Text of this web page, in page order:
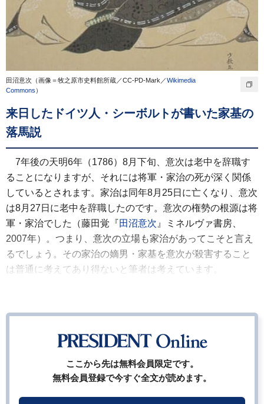
田沼意次（画像＝牧之原市史料館所蔵／CC-PD-Mark／Wikimedia
Commons ）
来日したドイツ人・シーボルトが書いた家基の
落馬説
7年後の天明6年（1786）8月下旬、意次は老中を辞職す
ることになりますが、それには将軍・家治の死が深く関係
しているとされます。家治は同年8月25日に亡くなり、意次
は8月27日に老中を辞職したのです。意次の権勢の根源は将
軍・家治でした（藤田覚『田沼意次』ミネルヴァ書房、
2007年）。つまり、意次の立場も家治があってこそと言え
るでしょう。その家治の嫡男・家基を意次が殺害すること
は普通に考えてあり得ないと筆者は考えています。
ここから先は無料会員限定です。
無料会員登録で今すぐ全文が読めます。